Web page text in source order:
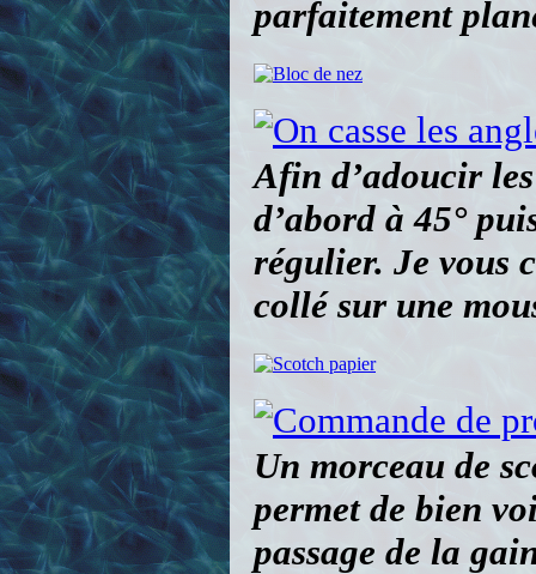
parfaitement
Afin d’adoucir
d’abord à 45°
régulier. Je vous
collé sur une
Un morceau de
permet de bien
passage de la